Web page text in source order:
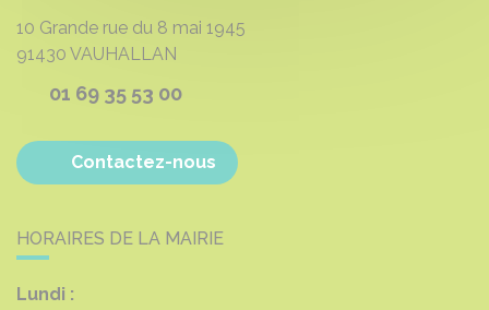
10 Grande rue du 8 mai 1945
91430 VAUHALLAN
01 69 35 53 00
Contactez-nous
HORAIRES DE LA MAIRIE
Lundi :